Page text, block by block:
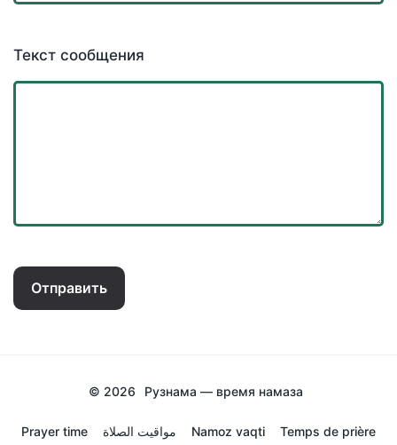
Текст сообщения
Отправить
© 2026 Рузнама — время намаза
Prayer time مواقيت الصلاة Namoz vaqti
Temps de prière